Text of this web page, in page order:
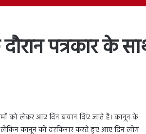
पत्रकार के
को लेकर आए दिन बयान दिए जाते हैं। कानून के
लेकिन कानून को दरकिनार करते हुए आए दिन लोग